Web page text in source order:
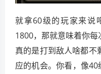
就拿60级的玩家来说
1800，那就意味着你每
真的是打到敌人啥都不
应的机会。你看，像